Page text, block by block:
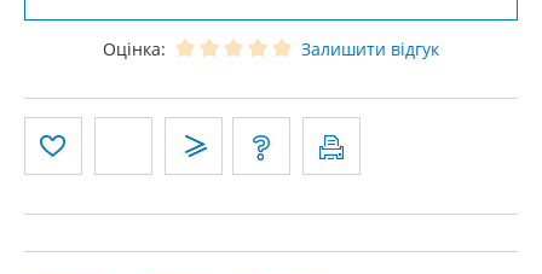
Оцінка: Залишити відгук